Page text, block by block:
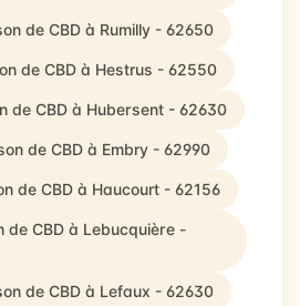
de CBD à Rumilly - 62650
de CBD à Hestrus - 62550
de CBD à Hubersent - 62630
de CBD à Embry - 62990
de CBD à Haucourt - 62156
de CBD à Lebucquière -
de CBD à Lefaux - 62630